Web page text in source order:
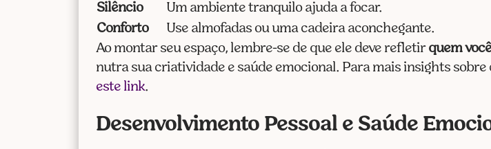
Silêncio
Um ambiente tranquilo ajuda a focar.
Conforto
Use almofadas ou uma cadeira aconchegante.
Ao montar seu espaço, lembre-se de que ele deve refletir quem
nutra sua criatividade e saúde emocional. Para mais insights
este link.
Desenvolvimento Pessoal e Saúde